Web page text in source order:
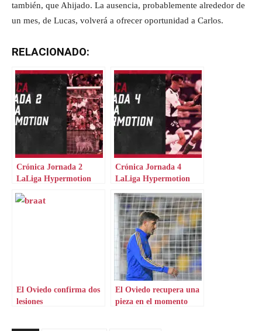
también, que Ahijado. La ausencia, probablemente alrededor de
un mes, de Lucas, volverá a ofrecer oportunidad a Carlos.
RELACIONADO:
Crónica Jornada 2
LaLiga Hypermotion
Crónica Jornada 4
LaLiga Hypermotion
El Oviedo confirma dos
lesiones
El Oviedo recupera una
pieza en el momento